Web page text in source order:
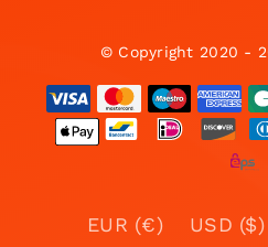
© Copyright 2020 -
EUR (€) USD ($)